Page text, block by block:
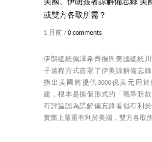
美國、伊朗簽署諒解備忘錄 美
或雙方各取所需？
1 月前 / 0 comments
伊朗總統佩澤希齊揚與美國總統
子遠程方式簽署了伊美諒解備忘
指出美國將提供3000億美元用
建，根本是換個形式的「戰爭賠
有評論認為諒解備忘錄看似有利於
實際上嚴重有利於美國，雙方各取所